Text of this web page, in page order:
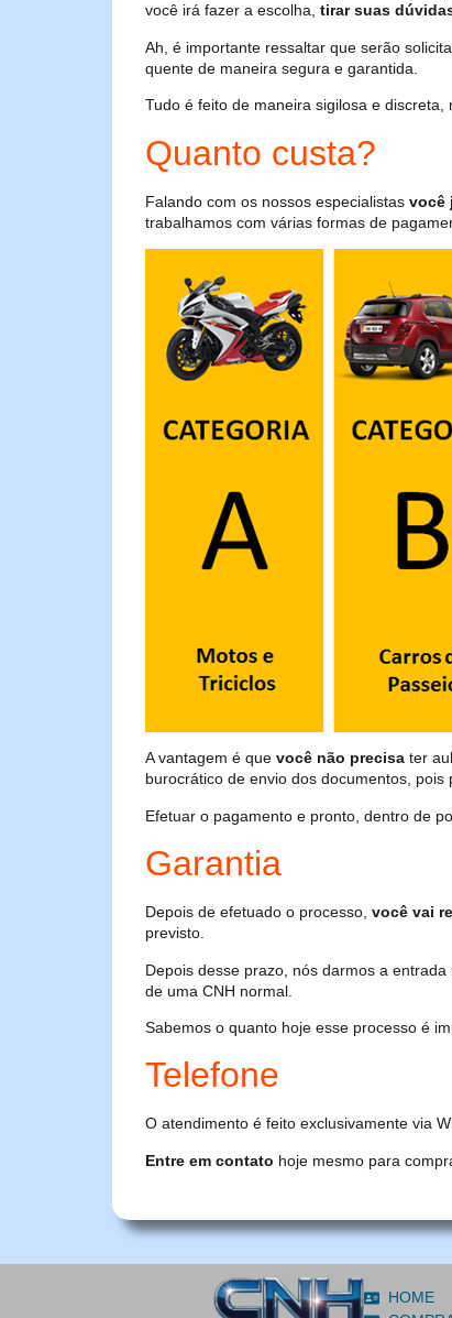
você irá fazer a escolha, tirar suas
Ah, é importante ressaltar que serão
quente de maneira segura e garantida.
Tudo é feito de maneira sigilosa e
Quanto custa?
Falando com os nossos especialistas você
trabalhamos com várias formas de
A vantagem é que você não precisa ter
burocrático de envio dos documentos,
Efetuar o pagamento e pronto, dentro de
Garantia
Depois de efetuado o processo, você vai
previsto.
Depois desse prazo, nós darmos a
de uma CNH normal.
Sabemos o quanto hoje esse processo é
Telefone
O atendimento é feito exclusivamente via
Entre em contato hoje mesmo para
HOME